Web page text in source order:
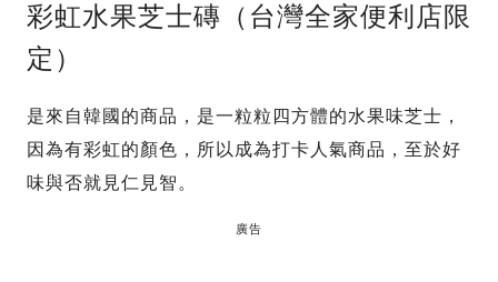
彩虹水果芝士磚（台灣全家便利店限
定）
是來自韓國的商品，是一粒粒四方體的水果味芝士，
因為有彩虹的顏色，所以成為打卡人氣商品，至於好
味與否就見仁見智。
廣告